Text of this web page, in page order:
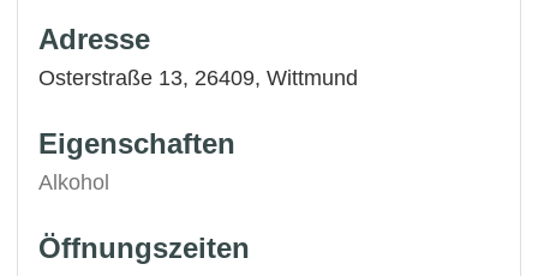
Adresse
Osterstraße 13, 26409,Wittmund
Eigenschaften
Alkohol
Öffnungszeiten